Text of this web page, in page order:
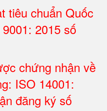
tiêu chuẩn Quốc
2015 số
chứng nhận về
ISO 14001:
đăng ký số